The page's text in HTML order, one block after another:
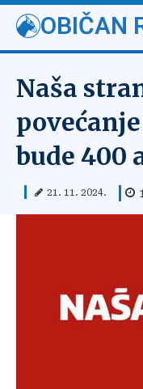
OBIČAN
Naša
bude 400
21. 11. 2024. 1